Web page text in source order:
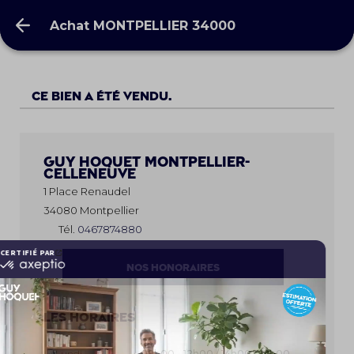
Achat MONTPELLIER 34000
Achat MONTPELLIER 34000
Ce bien a été vendu.
Guy Hoquet MONTPELLIER-
CELLENEUVE
1 Place Renaudel
34080 Montpellier
Tél. 0467874880
NOS HONORAIRES
Les horaires